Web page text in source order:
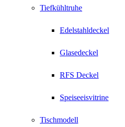
Tiefkühltruhe
Edelstahldeckel
Glasedeckel
RFS Deckel
Speiseeisvitrine
Tischmodell